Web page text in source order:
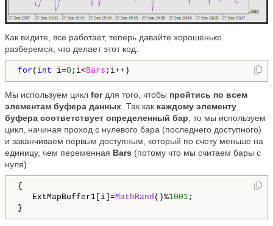
Как видите, все работает, теперь давайте хорошенько
разберемся, что делает этот код:
for ( int i=0 ;i< Bars ;i++)
Мы используем цикл forдля того, чтобы пройтись по всем
элементам буфера данных . Так как каждому элементу
буфера соответствует определенный бар , то мы используем
цикл, начиная проход с нулевого бара (последнего доступного)
и заканчиваем первым доступным, который по счету меньше на
единицу, чем переменная Bars (потому что мы считаем бары с
нуля).
{
ExtMapBuffer1[i]=MathRand ()%1001;
}